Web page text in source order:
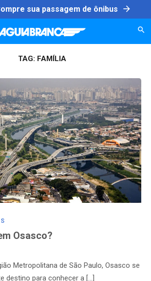
sua passagem de ônibus arrow_forward
TAG: FAMÍLIA
Osasco?
Metropolitana de São Paulo, Osasco se
destino para conhecer a […]